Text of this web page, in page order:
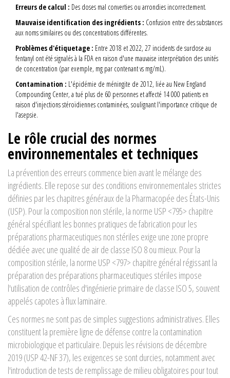
Erreurs de calcul : Des doses mal converties ou arrondies incorrectement.
Mauvaise identification des ingrédients : Confusion entre des substances
aux noms similaires ou des concentrations différentes.
Problèmes d'étiquetage : Entre 2018 et 2022, 27 incidents de surdose au
fentanyl ont été signalés à la FDA en raison d'une mauvaise interprétation des unités
de concentration (par exemple, mg par contenant vs mg/mL).
Contamination : L'épidémie de méningite de 2012, liée au New England
Compounding Center, a tué plus de 60 personnes et affecté 14 000 patients en
raison d'injections stéroïdiennes contaminées, soulignant l'importance critique de
l'asepsie.
Le rôle crucial des normes
environnementales et techniques
La prévention des erreurs commence bien avant le mélange des
ingrédients. Elle repose sur des conditions environnementales strictes
définies par les chapitres généraux de la Pharmacopée des États-Unis
(USP). Pour la composition non stérile, la norme USP <795> chapitre
général spécifiant les bonnes pratiques de fabrication pour les
préparations pharmaceutiques non stériles exige une zone propre
dédiée avec une qualité de air de classe ISO 8 ou mieux. Pour la
composition stérile, la norme USP <797> chapitre général régissant la
préparation des préparations pharmaceutiques stériles impose
l'utilisation de contrôles d'ingénierie primaire de classe ISO 5, souvent
appelés capotes à flux laminaire.
Ces normes ne sont pas de simples suggestions administratives. Elles
constituent la première ligne de défense contre la contamination
microbiologique et particulaire. Depuis les révisions de décembre
2019 (USP 42-NF 37), les exigences se sont durcies, notamment avec
l'introduction de tests de remplissage de milieu obligatoires pour tout